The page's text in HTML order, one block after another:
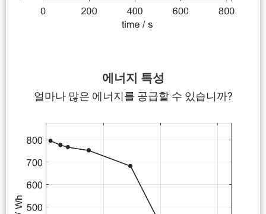
에너지 특성
얼마나 많은 에너지를 공급할 수 있습니까?